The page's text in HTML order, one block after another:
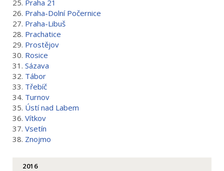
25. Praha 21
26. Praha-Dolní Počernice
27. Praha-Libuš
28. Prachatice
29. Prostějov
30. Rosice
31. Sázava
32. Tábor
33. Třebíč
34. Turnov
35. Ústí nad Labem
36. Vítkov
37. Vsetín
38. Znojmo
2016